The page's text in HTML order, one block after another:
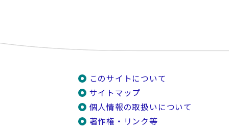
このサイトについて
サイトマップ
個人情報の取扱いについて
著作権・リンク等